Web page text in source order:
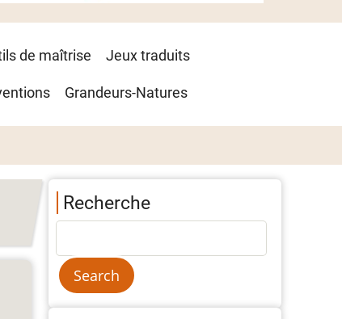
de maîtrise Jeux traduits
Grandeurs-Natures
Recherche